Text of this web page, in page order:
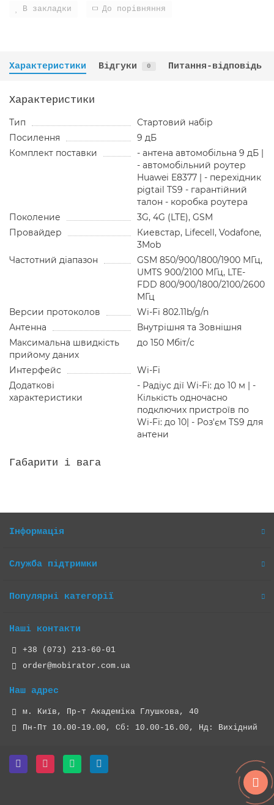
В закладки До порівняння
Характеристики Відгуки 0 Питання-відповідь
Характеристики
Тип
Стартовий набір
Посилення
9 дБ
Комплект поставки
- антена автомобільна 9 дБ |
- автомобільний роутер
Huawei E8377 | - перехідник
pigtail TS9 - гарантійний
талон - коробка роутера
Поколение
3G, 4G (LTE), GSM
Провайдер
Киевстар, Lifecell, Vodafone,
3Mob
Частотний діапазон
GSM 850/900/1800/1900 МГц,
UMTS 900/2100 МГц, LTE-
FDD 800/900/1800/2100/2600
МГц
Версии протоколов
Wi-Fi 802.11b/g/n
Антенна
Внутрішня та Зовнішня
Максимальна швидкість
прийому даних
до 150 Мбіт/c
Интерфейс
Wi-Fi
Додаткові
характеристики
- Радіус дії Wi-Fi: до 10 м | -
Кількість одночасно
подключих пристроїв по
Wi-Fi: до 10| - Роз'єм TS9 для
антени
Габарити і вага
Інформація
Служба підтримки
Популярні категорії
Наші контакти
+38 (073) 213-60-01
order@mobirator.com.ua
Наш адрес
м. Київ, Пр-т Академіка Глушкова, 40
Пн-Пт 10.00-19.00, Cб: 10.00-16.00, Нд: Вихідний